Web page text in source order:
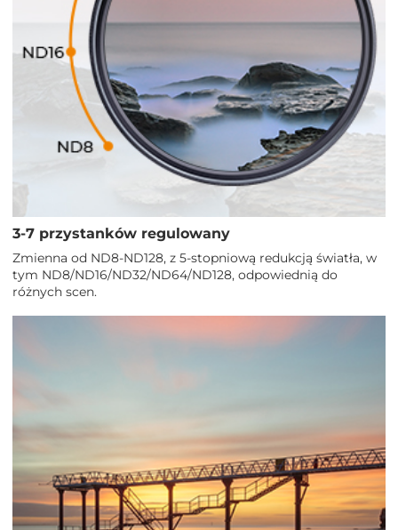
3-7 przystanków regulowany
Zmienna od ND8-ND128, z 5-stopniową redukcją światła, w
tym ND8/ND16/ND32/ND64/ND128, odpowiednią do
różnych scen.